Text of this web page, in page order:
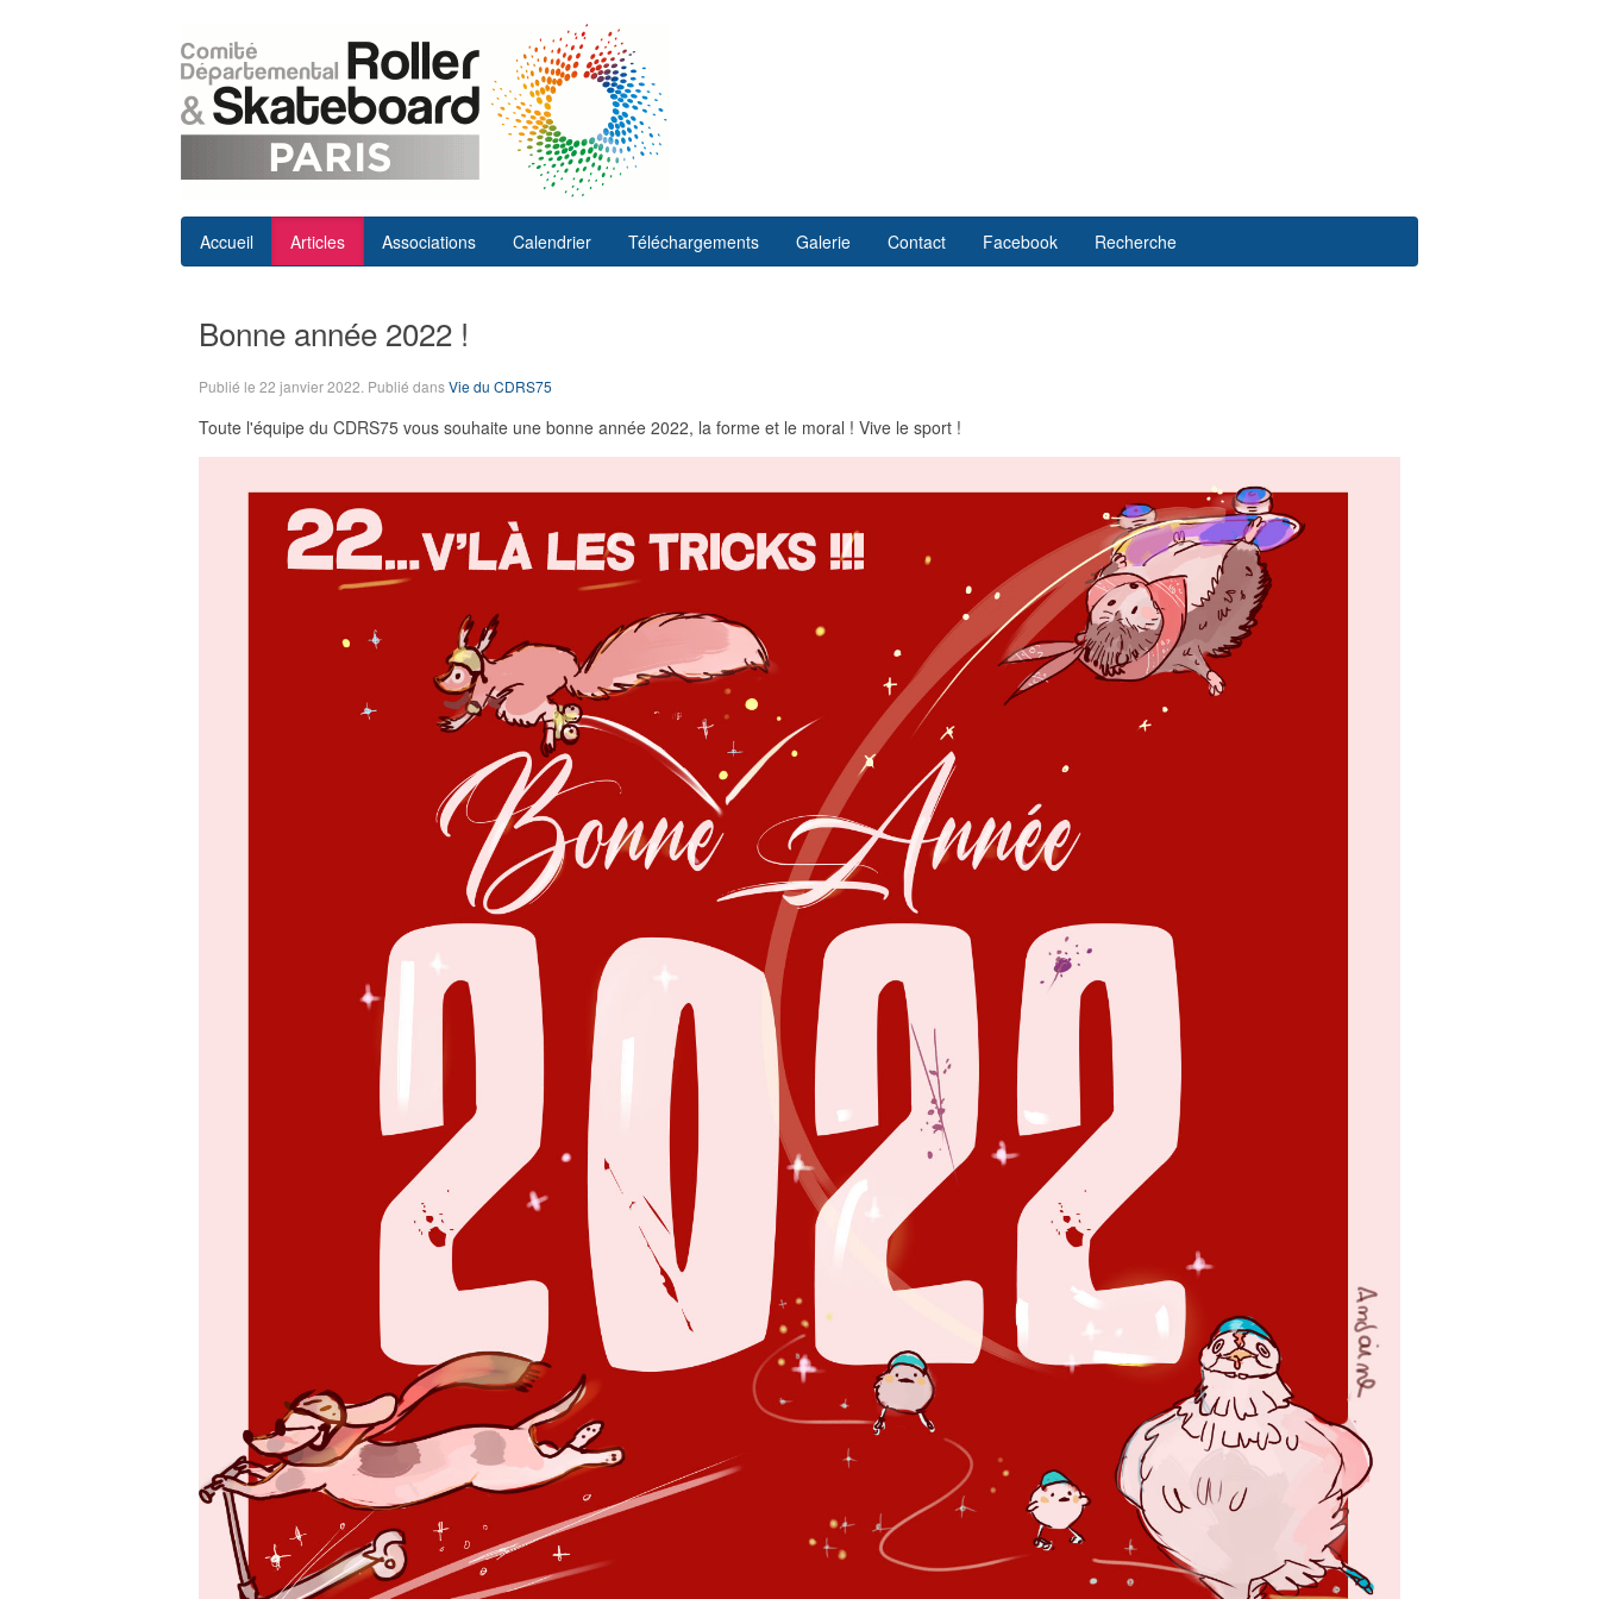
Accueil Articles Associations Calendrier Téléchargements Galerie Contact Facebook Recherche
Bonne année 2022 !
Publié le 22 janvier 2022 . Publié dansVie du CDRS75
Toute l'équipe du CDRS75 vous souhaite une bonne année 2022, la forme et le moral ! Vive le sport !